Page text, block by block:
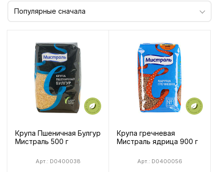
Популярные сначала
Крупа Пшеничная Булгур
Мистраль 500 г
Арт.: D0400038
Крупа гречневая
Мистраль ядрица 900 г
Арт.: D0400056